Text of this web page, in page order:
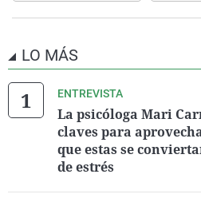
LO MÁS
ENTREVISTA
La psicóloga Mari
claves para
que estas se
de estrés